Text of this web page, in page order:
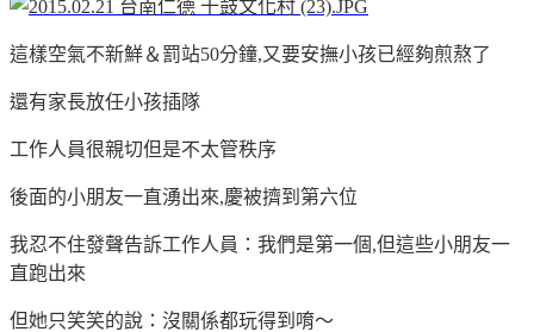
這樣空氣不新鮮＆罰站50分鐘,又要安撫小孩已經夠煎熬了
還有家長放任小孩插隊
工作人員很親切但是不太管秩序
後面的小朋友一直湧出來,慶被擠到第六位
我忍不住發聲告訴工作人員：我們是第一個,但這些小朋友一
直跑出來
但她只笑笑的說：沒關係都玩得到唷～